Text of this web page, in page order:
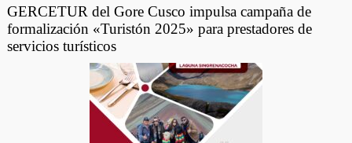
GERCETUR del Gore Cusco impulsa campaña de
formalización «Turistón 2025» para prestadores de
servicios turísticos